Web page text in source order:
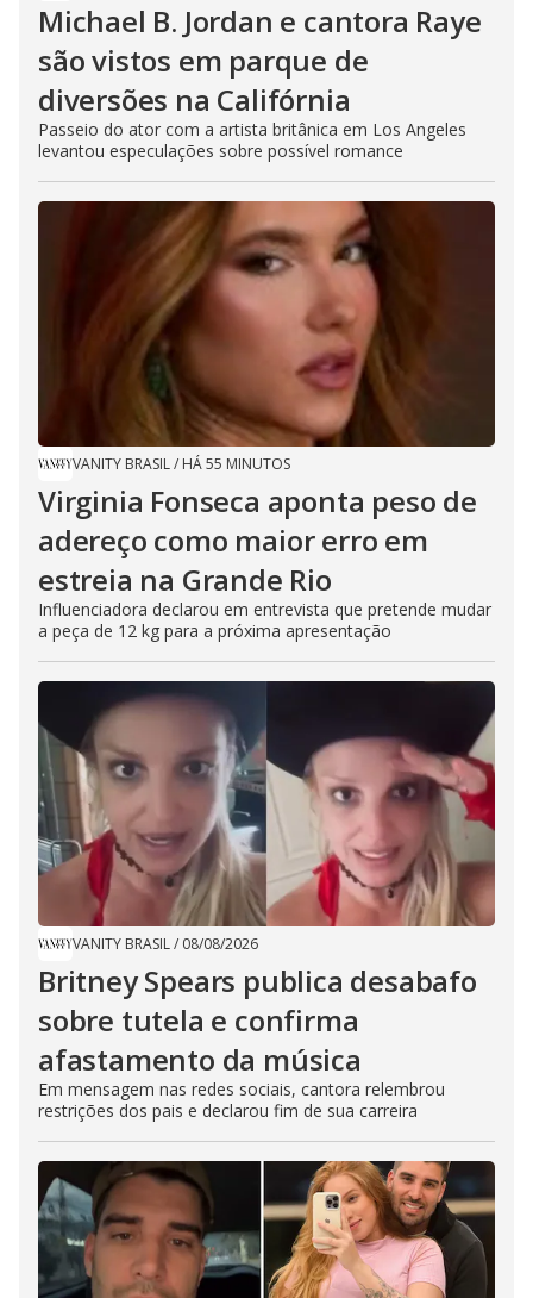
Michael B. Jordan e cantora Raye
são vistos em parque de
diversões na Califórnia
Passeio do ator com a artista britânica em Los Angeles
levantou especulações sobre possível romance
VANITY BRASIL/ HÁ 55 MINUTOS
Virginia Fonseca aponta peso de
adereço como maior erro em
estreia na Grande Rio
Influenciadora declarou em entrevista que pretende mudar
a peça de 12 kg para a próxima apresentação
VANITY BRASIL/ 08/08/2026
Britney Spears publica desabafo
sobre tutela e confirma
afastamento da música
Em mensagem nas redes sociais, cantora relembrou
restrições dos pais e declarou fim de sua carreira